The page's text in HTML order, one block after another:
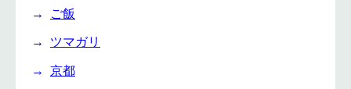
ご飯
ツマガリ
京都